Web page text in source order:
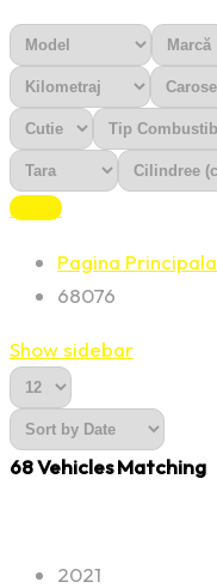
Reset
Pagina Principala
68076
Show sidebar
68Vehicles Matching
2021